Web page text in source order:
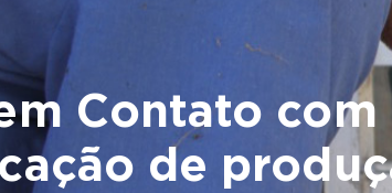
Contato
de